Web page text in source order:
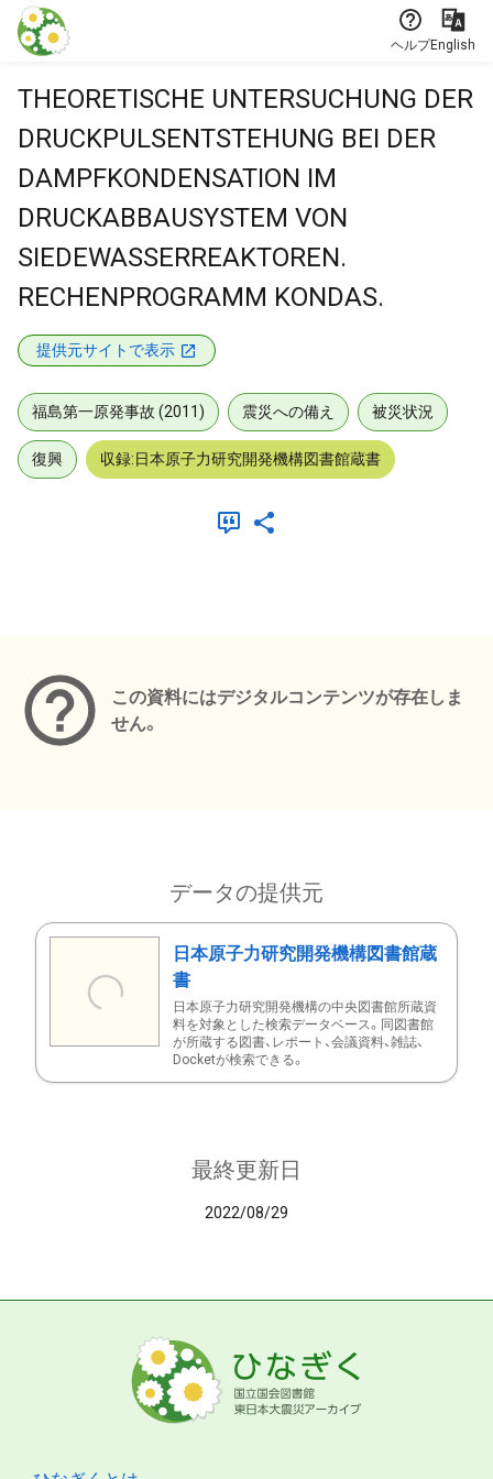
本文に飛ぶ
ヘルプEnglish
THEORETISCHE UNTERSUCHUNG DER
DRUCKPULSENTSTEHUNG BEI DER
DAMPFKONDENSATION IM
DRUCKABBAUSYSTEM VON
SIEDEWASSERREAKTOREN.
RECHENPROGRAMM KONDAS.
提供元サイトで表示
福島第一原発事故 (2011) 震災への備え 被災状況
復興 収録:日本原子力研究開発機構図書館蔵書
この資料にはデジタルコンテンツが存在しま
せん。
データの提供元
日本原子力研究開発機構図書館蔵
書
日本原子力研究開発機構の中央図書館所蔵資
料を対象とした検索データベース。同図書館
が所蔵する図書、レポート、会議資料、雑誌、
Docketが検索できる。
最終更新日
2022/08/29